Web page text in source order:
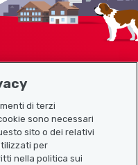
di terzi
sono necessari
sito o dei relativi
per
nella politica sui